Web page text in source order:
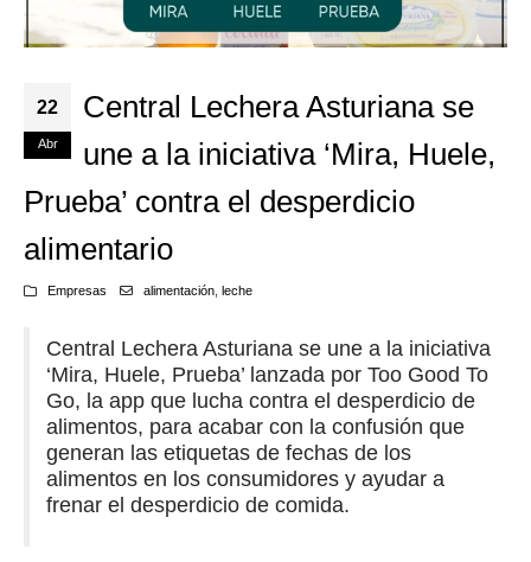
22
Abr
Central Lechera Asturiana se
une a la iniciativa ‘Mira, Huele,
Prueba’ contra el desperdicio
alimentario
Empresas alimentación, leche
Central Lechera Asturiana se une a la iniciativa
‘Mira, Huele, Prueba’ lanzada por Too Good To
Go, la app que lucha contra el desperdicio de
alimentos, para acabar con la confusión que
generan las etiquetas de fechas de los
alimentos en los consumidores y ayudar a
frenar el desperdicio de comida.